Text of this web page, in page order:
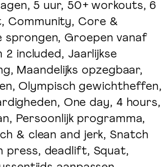
& leefstijl
coaching
Wefuel.nl
5 uur, 50+ workouts, 6
Community, Core &
sprongen, Groepen vanaf
included, Jaarlijkse
Maandelijks opzegbaar,
Olympisch gewichtheffen,
One day, 4 hours,
Persoonlijk programma,
& clean and jerk, Snatch
press, deadlift, Squat,